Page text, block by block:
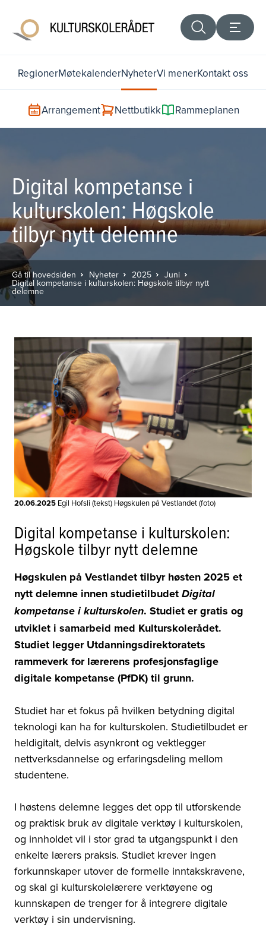
RegionerMøtekalenderNyheterVi menerKontakt oss
Arrangement Nettbutikk Rammeplanen
Digital kompetanse i
kulturskolen: Høgskole
tilbyr nytt delemne
Gå til hovedsiden Nyheter 2025 Juni
Digital kompetanse i kulturskolen: Høgskole tilbyr nytt
delemne
20.06.2025 Egil Hofsli (tekst) Høgskulen på Vestlandet (foto)
Digital kompetanse i kulturskolen:
Høgskole tilbyr nytt delemne
Høgskulen på Vestlandet tilbyr høsten 2025 et
nytt delemne innen studietilbudet Digital
kompetanse i kulturskolen. Studiet er gratis og
utviklet i samarbeid med Kulturskolerådet.
Studiet legger Utdanningsdirektoratets
rammeverk for lærerens profesjonsfaglige
digitale kompetanse (PfDK) til grunn.
Studiet har et fokus på hvilken betydning digital
teknologi kan ha for kulturskolen. Studietilbudet er
heldigitalt, delvis asynkront og vektlegger
nettverksdannelse og erfaringsdeling mellom
studentene.
I høstens delemne legges det opp til utforskende
og praktisk bruk av digitale verktøy i kulturskolen,
og innholdet vil i stor grad ta utgangspunkt i den
enkelte lærers praksis. Studiet krever ingen
forkunnskaper utover de formelle inntakskravene,
og skal gi kulturskolelærere verktøyene og
kunnskapen de trenger for å integrere digitale
verktøy i sin undervisning.